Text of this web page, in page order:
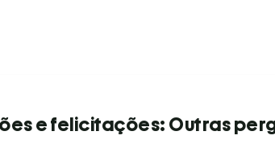
e felicitações: Outras